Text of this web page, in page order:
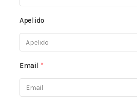
Apelido
Email *